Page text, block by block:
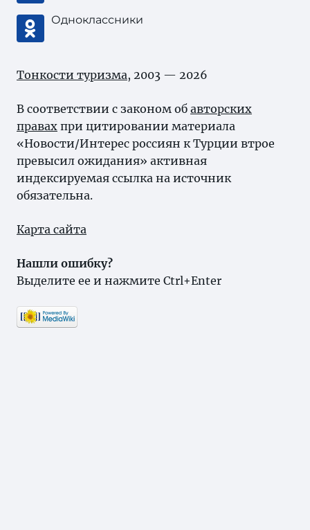
Одноклассники
Тонкости туризма, 2003 — 2026
В соответствии с законом об авторских
правах при цитировании материала
«Новости/Интерес россиян к Турции втрое
превысил ожидания» активная
индексируемая ссылка на источник
обязательна.
Карта сайта
Нашли ошибку?
Выделите ее и нажмите Ctrl+Enter